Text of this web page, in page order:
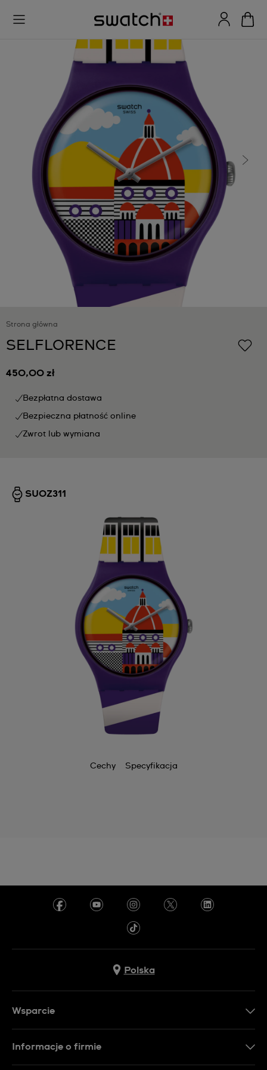
Strona główna
SELFLORENCE
450,00 zł
Bezpłatna dostawa
Bezpieczna płatność online
Zwrot lub wymiana
SUOZ311
Cechy Specyfikacja
Polska
Wsparcie
Informacje o firmie